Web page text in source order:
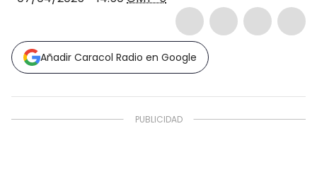
Añadir Caracol Radio en Google